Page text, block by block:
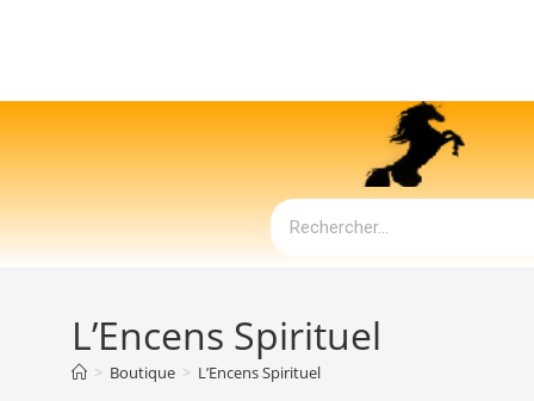
L’Encens Spirituel
> Boutique > L’Encens Spirituel